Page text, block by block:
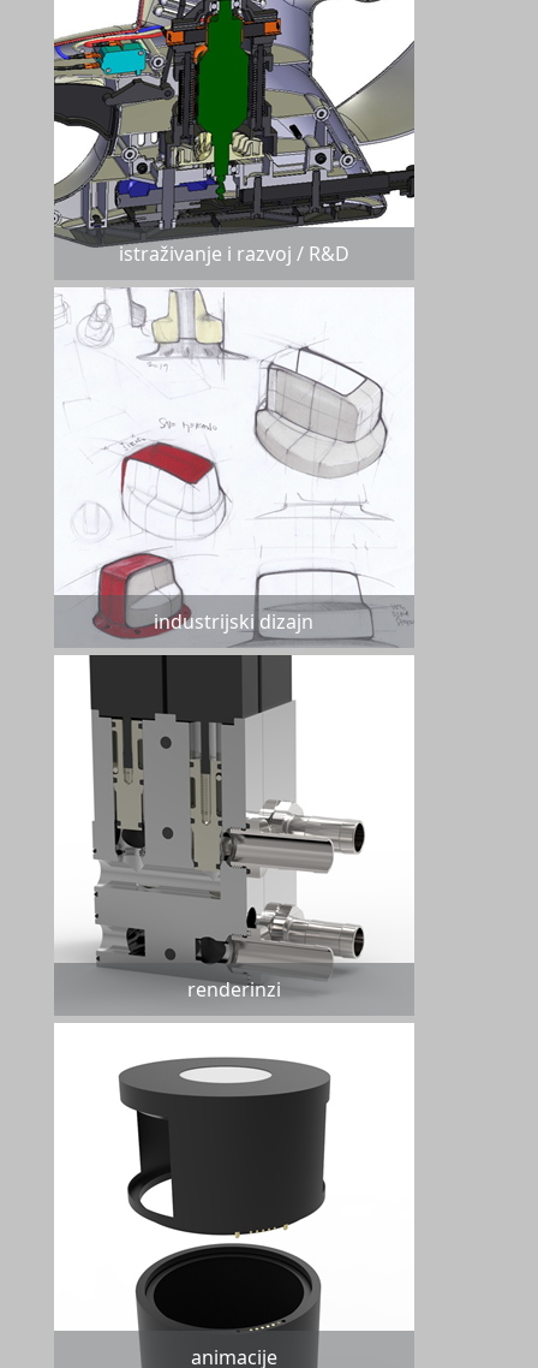
istraživanje i razvoj / R&D
industrijski dizajn
renderinzi
animacije